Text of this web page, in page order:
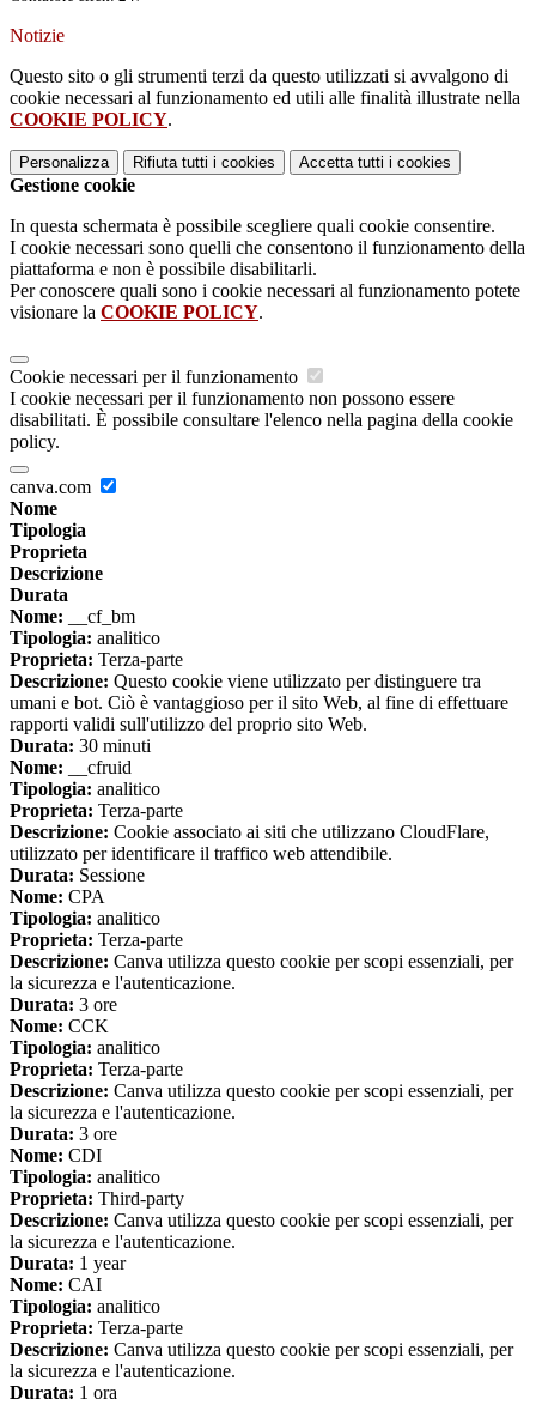
Notizie
Questo sito o gli strumenti terzi da questo utilizzati si avvalgono di
cookie necessari al funzionamento ed utili alle finalità illustrate nella
COOKIE POLICY.
Personalizza Rifiuta tutti i cookies Accetta tutti i cookies
Gestione cookie
In questa schermata è possibile scegliere quali cookie consentire.
I cookie necessari sono quelli che consentono il funzionamento della
piattaforma e non è possibile disabilitarli.
Per conoscere quali sono i cookie necessari al funzionamento potete
visionare la COOKIE POLICY.
Cookie necessari per il funzionamento
I cookie necessari per il funzionamento non possono essere
disabilitati. È possibile consultare l'elenco nella pagina della cookie
policy.
canva.com
Nome
Tipologia
Proprieta
Descrizione
Durata
Nome: __cf_bm
Tipologia: analitico
Proprieta: Terza-parte
Descrizione: Questo cookie viene utilizzato per distinguere tra
umani e bot. Ciò è vantaggioso per il sito Web, al fine di effettuare
rapporti validi sull'utilizzo del proprio sito Web.
Durata: 30 minuti
Nome: __cfruid
Tipologia: analitico
Proprieta: Terza-parte
Descrizione: Cookie associato ai siti che utilizzano CloudFlare,
utilizzato per identificare il traffico web attendibile.
Durata: Sessione
Nome: CPA
Tipologia: analitico
Proprieta: Terza-parte
Descrizione: Canva utilizza questo cookie per scopi essenziali, per
la sicurezza e l'autenticazione.
Durata: 3 ore
Nome: CCK
Tipologia: analitico
Proprieta: Terza-parte
Descrizione: Canva utilizza questo cookie per scopi essenziali, per
la sicurezza e l'autenticazione.
Durata: 3 ore
Nome: CDI
Tipologia: analitico
Proprieta: Third-party
Descrizione: Canva utilizza questo cookie per scopi essenziali, per
la sicurezza e l'autenticazione.
Durata: 1 year
Nome: CAI
Tipologia: analitico
Proprieta: Terza-parte
Descrizione: Canva utilizza questo cookie per scopi essenziali, per
la sicurezza e l'autenticazione.
Durata: 1 ora